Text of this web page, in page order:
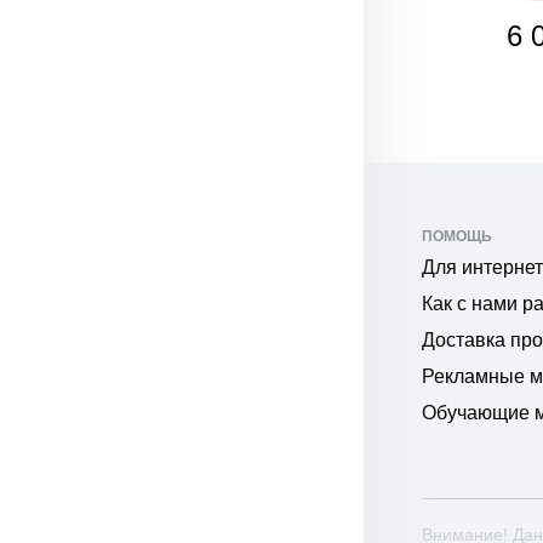
6
ПОМОЩЬ
Для
Как с нами
Доставка
Рекламные
Обучающие
Внимание!